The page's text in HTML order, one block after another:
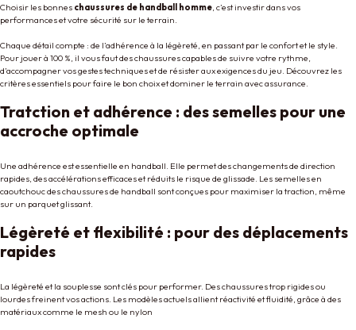
Choisir les bonnes chaussures de handball homme, c’est investir dans vos
performances et votre sécurité sur le terrain.
Chaque détail compte : de l’adhérence à la légèreté, en passant par le confort et le style.
Pour jouer à 100 %, il vous faut des chaussures capables de suivre votre rythme,
d’accompagner vos gestes techniques et de résister aux exigences du jeu. Découvrez les
critères essentiels pour faire le bon choix et dominer le terrain avec assurance.
Tratction et adhérence : des semelles pour une
accroche optimale
Une adhérence est essentielle en handball. Elle permet des changements de direction
rapides, des accélérations efficaces et réduits le risque de glissade. Les semelles en
caoutchouc des chaussures de handball sont conçues pour maximiser la traction, même
sur un parquet glissant.
Légèreté et flexibilité : pour des déplacements
rapides
La légèreté et la souplesse sont clés pour performer. Des chaussures trop rigides ou
lourdes freinent vos actions. Les modèles actuels allient réactivité et fluidité, grâce à des
matériaux comme le mesh ou le nylon